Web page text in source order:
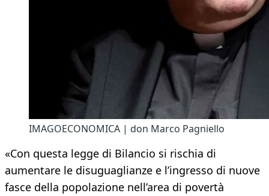
IMAGOECONOMICA | don Marco Pagniello
«Con questa legge di Bilancio si rischia di
aumentare le disuguaglianze e l’ingresso di nuove
fasce della popolazione nell’area di povertà